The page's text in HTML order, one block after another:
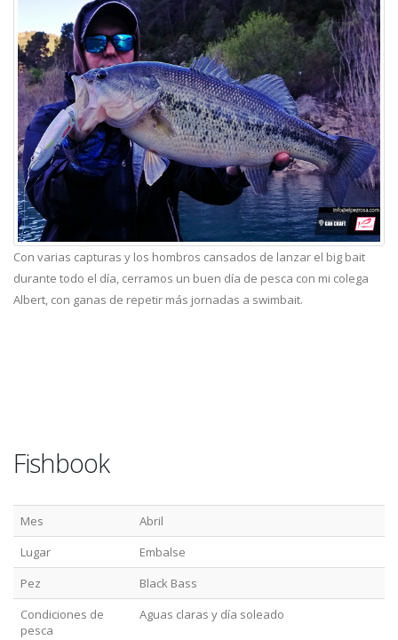
Con varias capturas y los hombros cansados de lanzar el big bait
durante todo el día, cerramos un buen día de pesca con mi colega
Albert, con ganas de repetir más jornadas a swimbait.
Fishbook
Mes
Abril
Lugar
Embalse
Pez
Black Bass
Condiciones de
pesca
Aguas claras y día soleado